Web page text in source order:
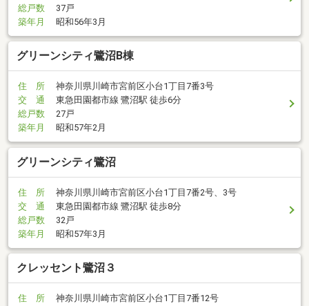
総戸数
37戸
築年月
昭和56年3月
グリーンシティ鷺沼B棟
住 所
神奈川県川崎市宮前区小台1丁目7番3号
交 通
東急田園都市線 鷺沼駅 徒歩6分
総戸数
27戸
築年月
昭和57年2月
グリーンシティ鷺沼
住 所
神奈川県川崎市宮前区小台1丁目7番2号、3号
交 通
東急田園都市線 鷺沼駅 徒歩8分
総戸数
32戸
築年月
昭和57年3月
クレッセント鷺沼３
住 所
神奈川県川崎市宮前区小台1丁目7番12号